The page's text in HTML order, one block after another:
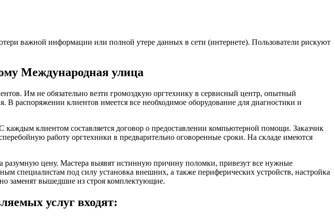
важной информации или полной утере данных в сети (интернете). Пользователи рискуют
Международная улица
Им не обязательно везти громоздкую оргтехнику в сервисный центр, опытный
распоряжении клиентов имеется все необходимое оборудование для диагностики и
клиентом составляется договор о предоставлении компьютерной помощи. Заказчик
работу оргтехники в предварительно оговоренные сроки. На складе имеются
цену. Мастера выявят истинную причину поломки, привезут все нужные
под силу установка внешних, а также периферических устройств, настройка
заменят вышедшие из строя комплектующие.
услуг входят: